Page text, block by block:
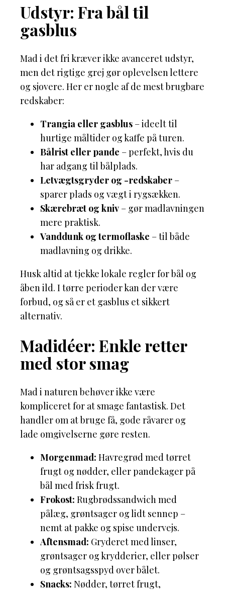
Udstyr: Fra bål til
gasblus
Mad i det fri kræver ikke avanceret udstyr,
men det rigtige grej gør oplevelsen lettere
og sjovere. Her er nogle af de mest brugbare
redskaber:
Trangia eller gasblus – ideelt til
hurtige måltider og kaffe på turen.
Bålrist eller pande – perfekt, hvis du
har adgang til bålplads.
Letvægtsgryder og -redskaber –
sparer plads og vægt i rygsækken.
Skærebræt og kniv – gør madlavningen
mere praktisk.
Vanddunk og termoflaske – til både
madlavning og drikke.
Husk altid at tjekke lokale regler for bål og
åben ild. I tørre perioder kan der være
forbud, og så er et gasblus et sikkert
alternativ.
Madidéer: Enkle retter
med stor smag
Mad i naturen behøver ikke være
kompliceret for at smage fantastisk. Det
handler om at bruge få, gode råvarer og
lade omgivelserne gøre resten.
Morgenmad: Havregrød med tørret
frugt og nødder, eller pandekager på
bål med frisk frugt.
Frokost: Rugbrødssandwich med
pålæg, grøntsager og lidt sennep –
nemt at pakke og spise undervejs.
Aftensmad: Gryderet med linser,
grøntsager og krydderier, eller pølser
og grøntsagsspyd over bålet.
Snacks: Nødder, tørret frugt,